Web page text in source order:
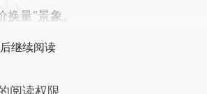
量”景象。
继续阅读
阅读权限